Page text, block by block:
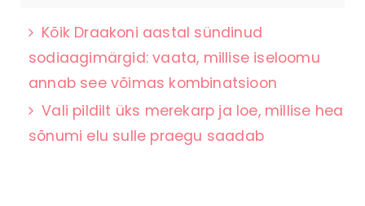
Kõik Draakoni aastal sündinud
sodiaagimärgid: vaata, millise iseloomu
annab see võimas kombinatsioon
Vali pildilt üks merekarp ja loe, millise hea
sõnumi elu sulle praegu saadab